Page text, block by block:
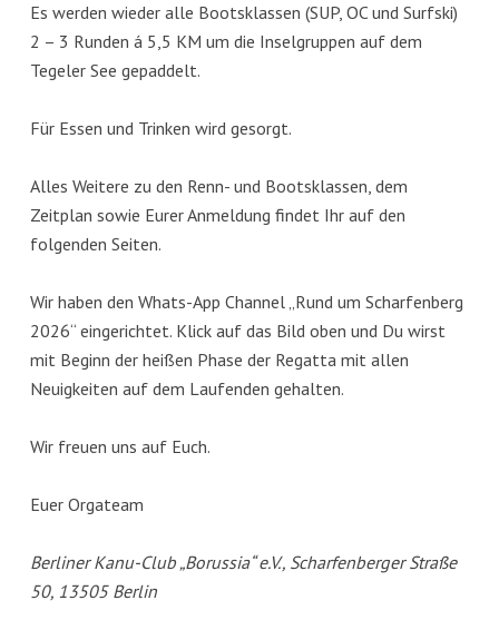
Es werden wieder alle Bootsklassen (SUP, OC und Surfski)
2 – 3 Runden á 5,5 KM um die Inselgruppen auf dem
Tegeler See gepaddelt.
Für Essen und Trinken wird gesorgt.
Alles Weitere zu den Renn- und Bootsklassen, dem
Zeitplan sowie Eurer Anmeldung findet Ihr auf den
folgenden Seiten.
Wir haben den Whats-App Channel „Rund um Scharfenberg
2026“ eingerichtet. Klick auf das Bild oben und Du wirst
mit Beginn der heißen Phase der Regatta mit allen
Neuigkeiten auf dem Laufenden gehalten.
Wir freuen uns auf Euch.
Euer Orgateam
Berliner Kanu-Club „Borussia“ e.V., Scharfenberger Straße
50, 13505 Berlin